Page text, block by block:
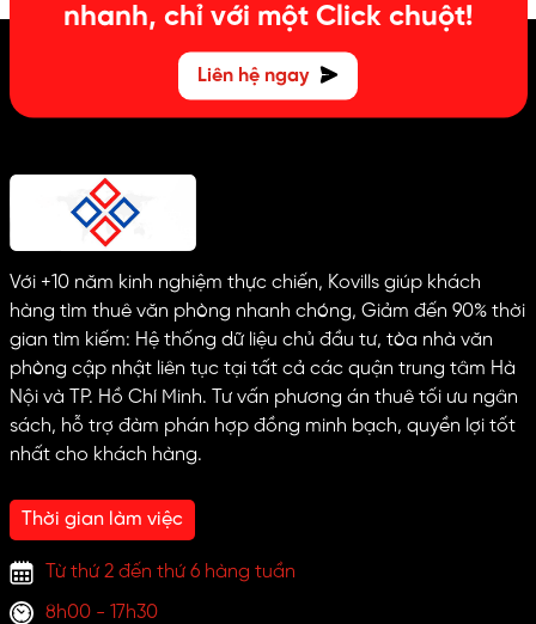
nhanh, chỉ với một Click chuột!
Liên hệ ngay
Với +10 năm kinh nghiệm thực chiến, Kovills giúp khách
hàng tìm thuê văn phòng nhanh chóng, Giảm đến 90% thời
gian tìm kiếm: Hệ thống dữ liệu chủ đầu tư, tòa nhà văn
phòng cập nhật liên tục tại tất cả các quận trung tâm Hà
Nội và TP. Hồ Chí Minh. Tư vấn phương án thuê tối ưu ngân
sách, hỗ trợ đàm phán hợp đồng minh bạch, quyền lợi tốt
nhất cho khách hàng.
Thời gian làm việc
Từ thứ 2 đến thứ 6 hàng tuần
8h00 - 17h30